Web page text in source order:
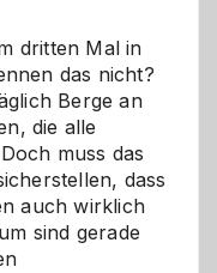
dritten Mal in
das nicht?
Berge an
die alle
muss das
dass
auch wirklich
sind gerade